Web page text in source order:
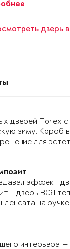
дверь
дверей Torex
зиму. Короб
для
эффект
- дверь ВСЯ
на
интерьера